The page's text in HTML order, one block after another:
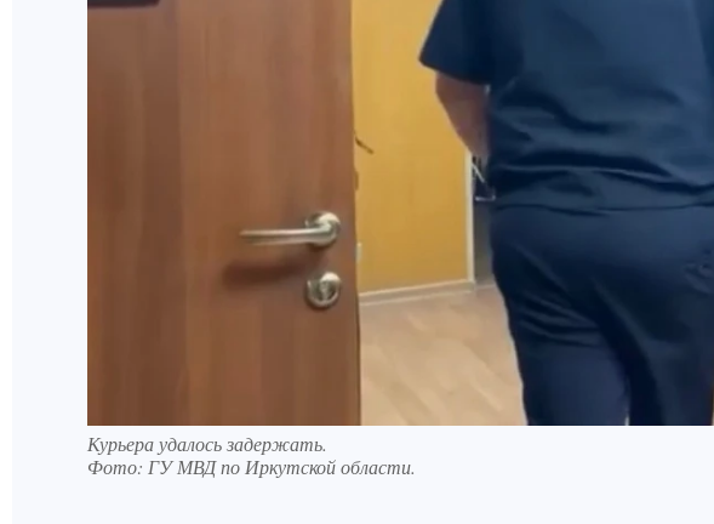
Курьера удалось задержать.
Фото: ГУ МВД по Иркутской области.